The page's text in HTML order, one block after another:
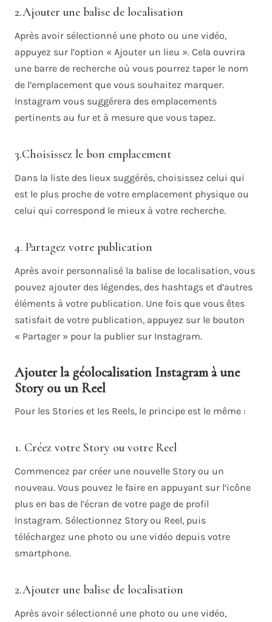
2.Ajouter une balise de localisation
Après avoir sélectionné une photo ou une vidéo,
appuyez sur l’option « Ajouter un lieu ». Cela ouvrira
une barre de recherche où vous pourrez taper le nom
de l’emplacement que vous souhaitez marquer.
Instagram vous suggérera des emplacements
pertinents au fur et à mesure que vous tapez.
3.Choisissez le bon emplacement
Dans la liste des lieux suggérés, choisissez celui qui
est le plus proche de votre emplacement physique ou
celui qui correspond le mieux à votre recherche.
4. Partagez votre publication
Après avoir personnalisé la balise de localisation, vous
pouvez ajouter des légendes, des hashtags et d’autres
éléments à votre publication. Une fois que vous êtes
satisfait de votre publication, appuyez sur le bouton
« Partager » pour la publier sur Instagram.
Ajouter la géolocalisation Instagram à une
Story ou un Reel
Pour les Stories et les Reels, le principe est le même :
1. Créez votre Story ou votre Reel
Commencez par créer une nouvelle Story ou un
nouveau. Vous pouvez le faire en appuyant sur l’icône
plus en bas de l’écran de votre page de profil
Instagram. Sélectionnez Story ou Reel, puis
téléchargez une photo ou une vidéo depuis votre
smartphone.
2.Ajouter une balise de localisation
Après avoir sélectionné une photo ou une vidéo,